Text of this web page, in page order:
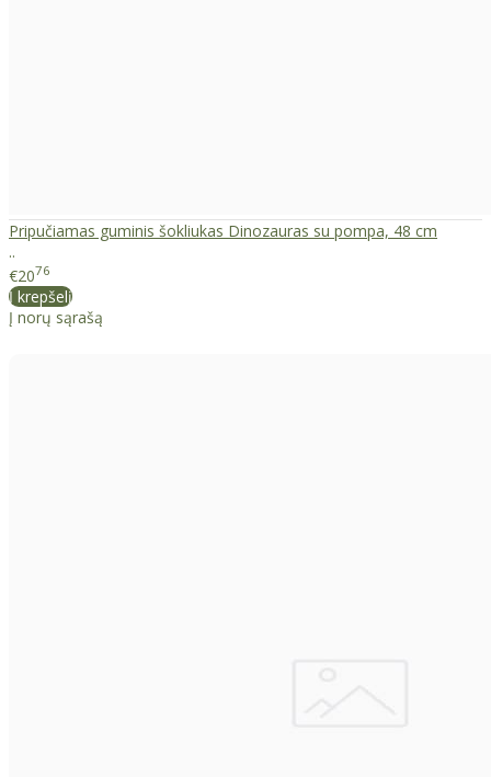
Pripučiamas guminis šokliukas Dinozauras su pompa, 48 cm
..
€2076
Į krepšelį
Į norų sąrašą